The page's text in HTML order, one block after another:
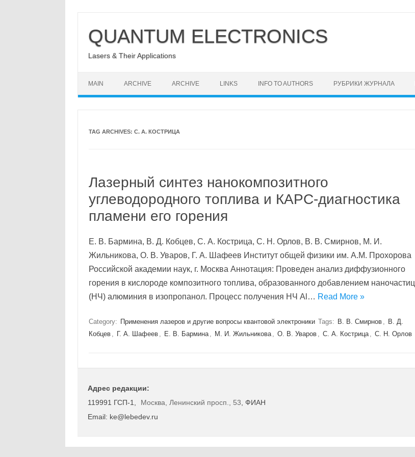
content
QUANTUM ELECTRONICS
Lasers & Their Applications
MAIN ARCHIVE ARCHIVE LINKS INFO TO AUTHORS РУБРИКИ ЖУРНАЛА
TAG ARCHIVES: С. А. КОСТРИЦА
Лазерный синтез нанокомпозитного
углеводородного топлива и КАРС-диагностика
пламени его горения
Е. В. Бармина, В. Д. Кобцев, С. А. Кострица, С. Н. Орлов, В. В. Смирнов, М. И.
Жильникова, О. В. Уваров, Г. А. Шафеев Институт общей физики им. А.М. Прохорова
Российской академии наук, г. Москва Аннотация: Проведен анализ диффузионного
горения в кислороде композитного топлива, образованного добавлением наночастиц
(НЧ) алюминия в изопропанол. Процесс получения НЧ Al… Read More »
Category: Применения лазеров и другие вопросы квантовой электроники Tags: В. В. Смирнов , В. Д.
Кобцев , Г. А. Шафеев , Е. В. Бармина , М. И. Жильникова , О. В. Уваров , С. А. Кострица , С. Н. Орлов
Адрес редакции:
119991 ГСП-1,
Москва, Ленинский просп., 53 , ФИАН
Email: ke@lebedev.ru